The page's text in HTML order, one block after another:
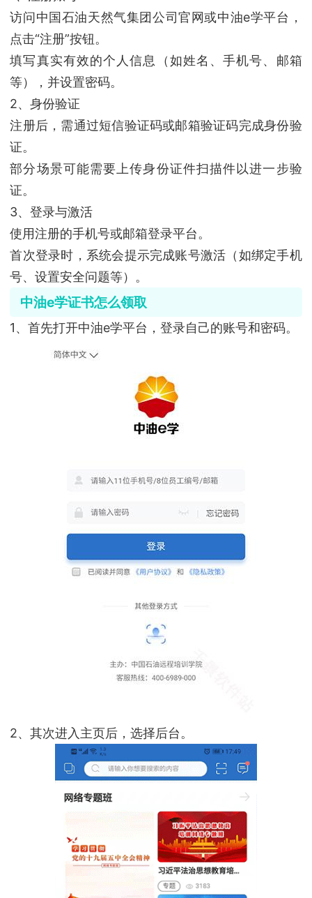
访问中国石油天然气集团公司官网或中油e学平台，
点击“注册”按钮。
填写真实有效的个人信息（如姓名、手机号、邮箱
等），并设置密码。
2、身份验证
注册后，需通过短信验证码或邮箱验证码完成身份验
证。
部分场景可能需要上传身份证件扫描件以进一步验
证。
3、登录与激活
使用注册的手机号或邮箱登录平台。
首次登录时，系统会提示完成账号激活（如绑定手机
号、设置安全问题等）。
中油e学证书怎么领取
1、首先打开中油e学平台，登录自己的账号和密码。
2、其次进入主页后，选择后台。